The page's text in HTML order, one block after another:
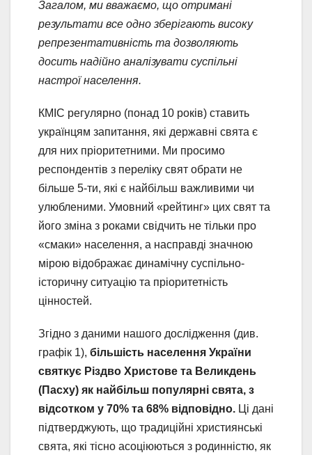
Загалом, ми вважаємо, що отримані
результати все одно зберігають високу
репрезентативність та дозволяють
досить надійно аналізувати суспільні
настрої населення.
КМІС регулярно (понад 10 років) ставить
українцям запитання, які державні свята є
для них пріоритетними. Ми просимо
респондентів з переліку свят обрати не
більше 5-ти, які є найбільш важливими чи
улюбленими. Умовний «рейтинг» цих свят та
його зміна з роками свідчить не тільки про
«смаки» населення, а насправді значною
мірою відображає динамічну суспільно-
історичну ситуацію та пріоритетність
цінностей.
Згідно з даними нашого дослідження (див.
графік 1), більшість населення України
святкує Різдво Христове та Великдень
(Пасху) як найбільш популярні свята, з
відсотком у 70% та 68% відповідно. Ці дані
підтверджують, що традиційні християнські
свята, які тісно асоціюються з родинністю, як